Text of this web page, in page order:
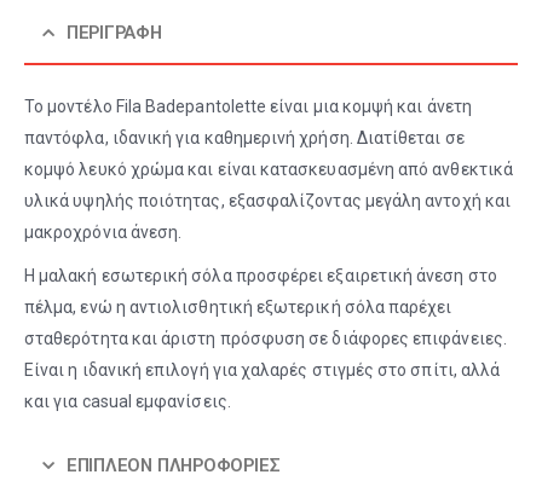
ΠΕΡΙΓΡΑΦΉ
Το μοντέλο Fila Badepantolette είναι μια κομψή και άνετη
παντόφλα, ιδανική για καθημερινή χρήση. Διατίθεται σε
κομψό λευκό χρώμα και είναι κατασκευασμένη από ανθεκτικά
υλικά υψηλής ποιότητας, εξασφαλίζοντας μεγάλη αντοχή και
μακροχρόνια άνεση.
Η μαλακή εσωτερική σόλα προσφέρει εξαιρετική άνεση στο
πέλμα, ενώ η αντιολισθητική εξωτερική σόλα παρέχει
σταθερότητα και άριστη πρόσφυση σε διάφορες επιφάνειες.
Είναι η ιδανική επιλογή για χαλαρές στιγμές στο σπίτι, αλλά
και για casual εμφανίσεις.
ΕΠΙΠΛΈΟΝ ΠΛΗΡΟΦΟΡΊΕΣ